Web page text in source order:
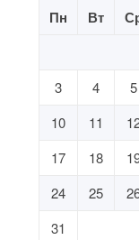
Пн Вт
3
4 5
10
11
17
18
24
25
31